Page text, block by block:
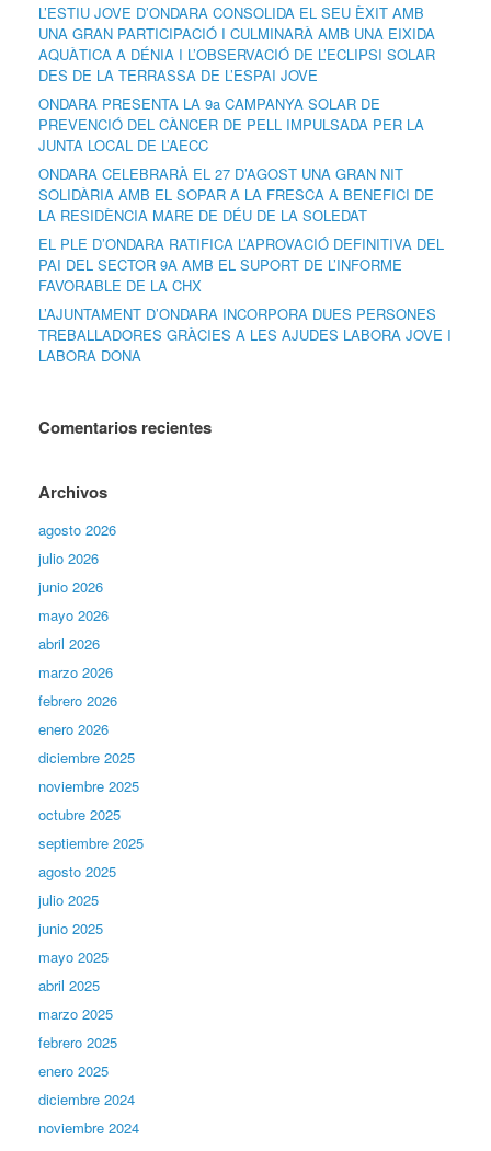
L’ESTIU JOVE D’ONDARA CONSOLIDA EL SEU ÈXIT AMB
UNA GRAN PARTICIPACIÓ I CULMINARÀ AMB UNA EIXIDA
AQUÀTICA A DÉNIA I L’OBSERVACIÓ DE L’ECLIPSI SOLAR
DES DE LA TERRASSA DE L’ESPAI JOVE
ONDARA PRESENTA LA 9a CAMPANYA SOLAR DE
PREVENCIÓ DEL CÀNCER DE PELL IMPULSADA PER LA
JUNTA LOCAL DE L’AECC
ONDARA CELEBRARÀ EL 27 D’AGOST UNA GRAN NIT
SOLIDÀRIA AMB EL SOPAR A LA FRESCA A BENEFICI DE
LA RESIDÈNCIA MARE DE DÉU DE LA SOLEDAT
EL PLE D’ONDARA RATIFICA L’APROVACIÓ DEFINITIVA DEL
PAI DEL SECTOR 9A AMB EL SUPORT DE L’INFORME
FAVORABLE DE LA CHX
L’AJUNTAMENT D’ONDARA INCORPORA DUES PERSONES
TREBALLADORES GRÀCIES A LES AJUDES LABORA JOVE I
LABORA DONA
Comentarios recientes
Archivos
agosto 2026
julio 2026
junio 2026
mayo 2026
abril 2026
marzo 2026
febrero 2026
enero 2026
diciembre 2025
noviembre 2025
octubre 2025
septiembre 2025
agosto 2025
julio 2025
junio 2025
mayo 2025
abril 2025
marzo 2025
febrero 2025
enero 2025
diciembre 2024
noviembre 2024